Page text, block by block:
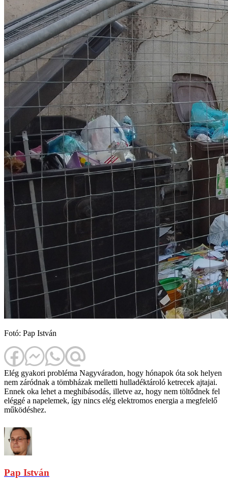
Fotó: Pap István
Elég gyakori probléma Nagyváradon, hogy hónapok óta sok helyen
nem záródnak a tömbházak melletti hulladéktároló ketrecek ajtajai.
Ennek oka lehet a meghibásodás, illetve az, hogy nem töltődnek fel
eléggé a napelemek, így nincs elég elektromos energia a megfelelő
működéshez.
Pap István